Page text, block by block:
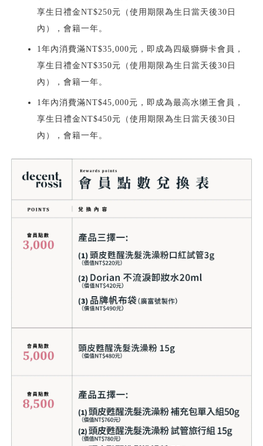
享生日禮金NT$250元（使用期限為生日當天後30日
內），會籍一年。
1年內消費滿NT$35,000元，即成為四級獅獅卡會員，
享生日禮金NT$350元（使用期限為生日當天後30日
內），會籍一年。
1年內消費滿NT$45,000元，即成為最高水獺王會員，
享生日禮金NT$450元（使用期限為生日當天後30日
內），會籍一年。